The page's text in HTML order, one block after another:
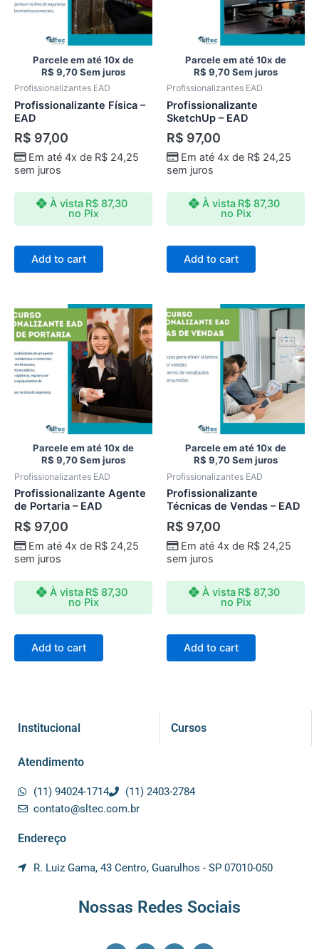
Parcele em até 10x de
R$ 9,70Sem juros
Profissionalizantes EAD
Profissionalizante Física –
EAD
R$ 97,00
Em até 4x de R$24,25
sem juros
À vista R$ 87,30
no Pix
Add to cart
Parcele em até 10x de
R$ 9,70Sem juros
Profissionalizantes EAD
Profissionalizante
SketchUp – EAD
R$ 97,00
Em até 4x de R$24,25
sem juros
À vista R$ 87,30
no Pix
Add to cart
Parcele em até 10x de
R$ 9,70Sem juros
Profissionalizantes EAD
Profissionalizante Agente
de Portaria – EAD
R$ 97,00
Em até 4x de R$24,25
sem juros
À vista R$ 87,30
no Pix
Add to cart
Parcele em até 10x de
R$ 9,70Sem juros
Profissionalizantes EAD
Profissionalizante
Técnicas de Vendas – EAD
R$ 97,00
Em até 4x de R$24,25
sem juros
À vista R$ 87,30
no Pix
Add to cart
Institucional Cursos
Atendimento
(11) 94024-1714
(11) 2403-2784
contato@sltec.com.br
Endereço
R. Luiz Gama, 43 Centro, Guarulhos - SP 07010-050
Nossas Redes Sociais